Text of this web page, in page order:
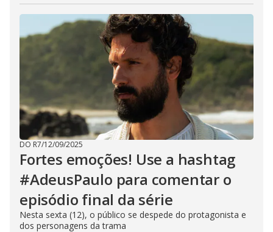
DO R7/12/09/2025
Fortes emoções! Use a hashtag
#AdeusPaulo para comentar o
episódio final da série
Nesta sexta (12), o público se despede do protagonista e
dos personagens da trama